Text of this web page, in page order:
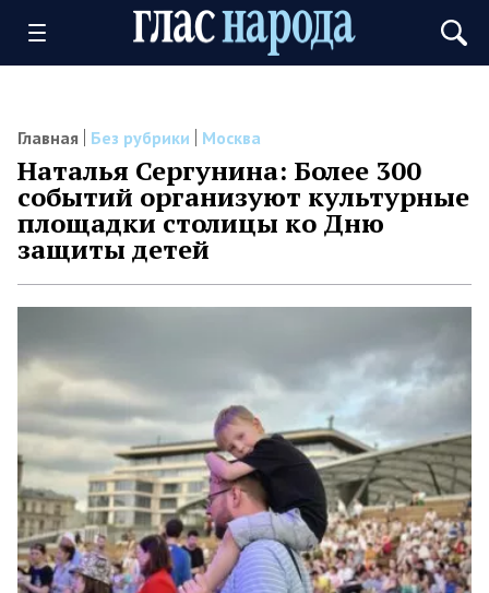
Главная Без рубрики Москва
Наталья Сергунина: Более 300
событий организуют культурные
площадки столицы ко Дню
защиты детей